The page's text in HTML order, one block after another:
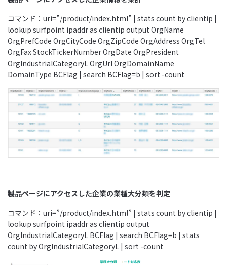
コマンド：uri=”/product/index.html” | stats count by clientip |
lookup surfpoint ipaddr as clientip output OrgName
OrgPrefCode OrgCityCode OrgZipCode OrgAddress OrgTel
OrgFax StockTickerNumber OrgDate OrgPresident
OrgIndustrialCategoryL OrgUrl OrgDomainName
DomainType BCFlag | search BCFlag=b | sort -count
製品ページにアクセスした企業の業種大分類を判定
コマンド：uri=”/product/index.html” | stats count by clientip |
lookup surfpoint ipaddr as clientip output
OrgIndustrialCategoryL BCFlag | search BCFlag=b | stats
count by OrgIndustrialCategoryL | sort -count